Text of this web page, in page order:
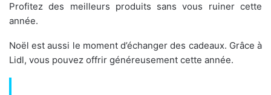
Profitez des meilleurs produits sans vous ruiner cette
année.
Noël est aussi le moment d’échanger des cadeaux. Grâce à
Lidl, vous pouvez offrir généreusement cette année.